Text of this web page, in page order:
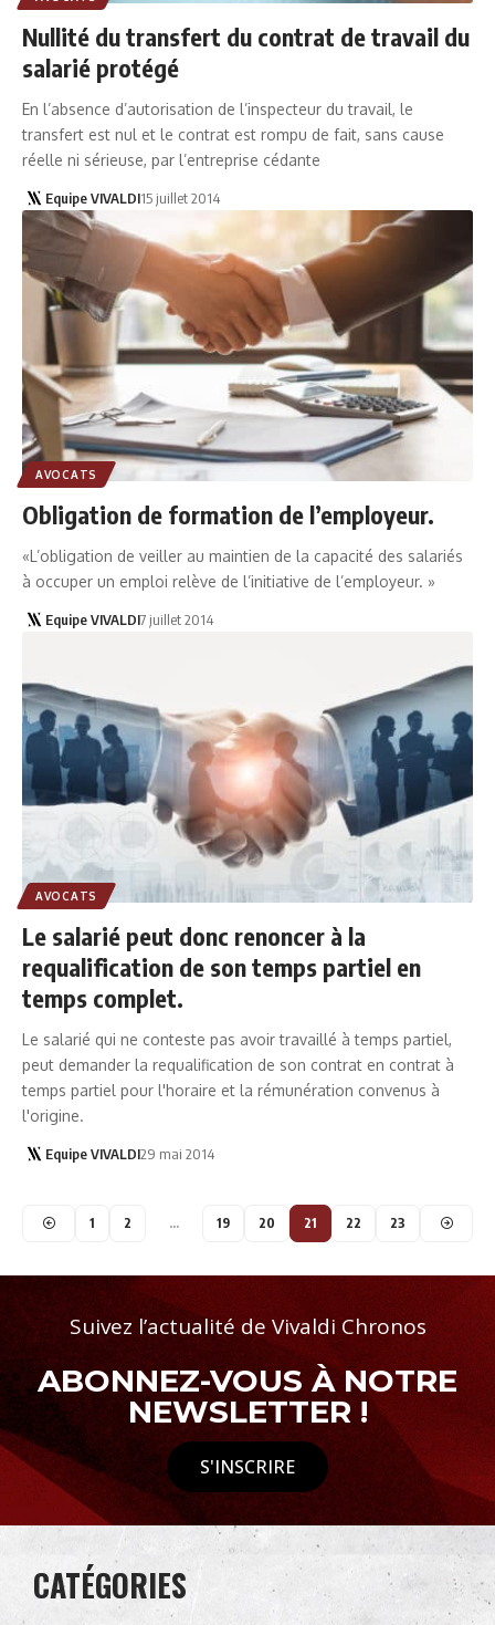
Nullité du transfert du contrat de travail du
salarié protégé
En l’absence d’autorisation de l’inspecteur du travail, le
transfert est nul et le contrat est rompu de fait, sans cause
réelle ni sérieuse, par l’entreprise cédante
Equipe VIVALDI15 juillet 2014
AVOCATS
Obligation de formation de l’employeur.
«L’obligation de veiller au maintien de la capacité des salariés
à occuper un emploi relève de l’initiative de l’employeur. »
Equipe VIVALDI7 juillet 2014
AVOCATS
Le salarié peut donc renoncer à la
requalification de son temps partiel en
temps complet.
Le salarié qui ne conteste pas avoir travaillé à temps partiel,
peut demander la requalification de son contrat en contrat à
temps partiel pour l'horaire et la rémunération convenus à
l'origine.
Equipe VIVALDI29 mai 2014
1 2 … 19 20 21 22 23
Suivez l’actualité de Vivaldi Chronos
ABONNEZ-VOUS À NOTRE
NEWSLETTER !
S'INSCRIRE
CATÉGORIES